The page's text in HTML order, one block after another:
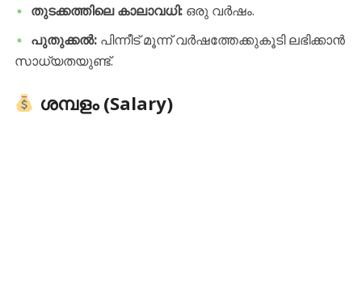
തുടക്കത്തിലെ കാലാവധി:ഒരു വർഷം.
പുതുക്കൽ:പിന്നീട് മൂന്ന് വർഷത്തേക്കുകൂടി ലഭിക്കാൻ
സാധ്യതയുണ്ട്.
ശമ്പളം (Salary)